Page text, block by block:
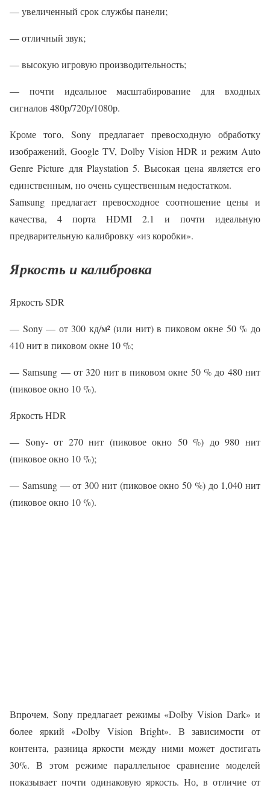
— увеличенный срок службы панели;
— отличный звук;
— высокую игровую производительность;
— почти идеальное масштабирование для входных
сигналов 480p/720p/1080p.
Кроме того, Sony предлагает превосходную обработку
изображений, Google TV, Dolby Vision HDR и режим Auto
Genre Picture для Playstation 5. Высокая цена является его
единственным, но очень существенным недостатком.
Samsung предлагает превосходное соотношение цены и
качества, 4 порта HDMI 2.1 и почти идеальную
предварительную калибровку «из коробки».
Яркость и калибровка
Яркость SDR
— Sony — от 300 кд/м² (или нит) в пиковом окне 50 % до
410 нит в пиковом окне 10 %;
— Samsung — от 320 нит в пиковом окне 50 % до 480 нит
(пиковое окно 10 %).
Яркость HDR
— Sony- от 270 нит (пиковое окно 50 %) до 980 нит
(пиковое окно 10 %);
— Samsung — от 300 нит (пиковое окно 50 %) до 1,040 нит
(пиковое окно 10 %).
Впрочем, Sony предлагает режимы «Dolby Vision Dark» и
более яркий «Dolby Vision Bright». В зависимости от
контента, разница яркости между ними может достигать
30%. В этом режиме параллельное сравнение моделей
показывает почти одинаковую яркость. Но, в отличие от